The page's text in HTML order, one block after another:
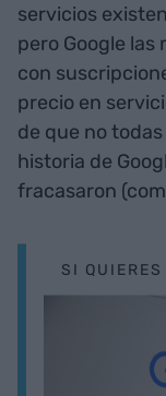
servicios
pero Google las
con
precio en
de que no
historia de
fracasaron
SI